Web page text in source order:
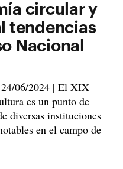
circular y
tendencias
Nacional
24/06/2024 | El XIX
es un punto de
diversas instituciones
en el campo de